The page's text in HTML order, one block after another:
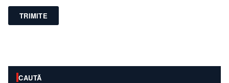
TRIMITE
CAUTĂ